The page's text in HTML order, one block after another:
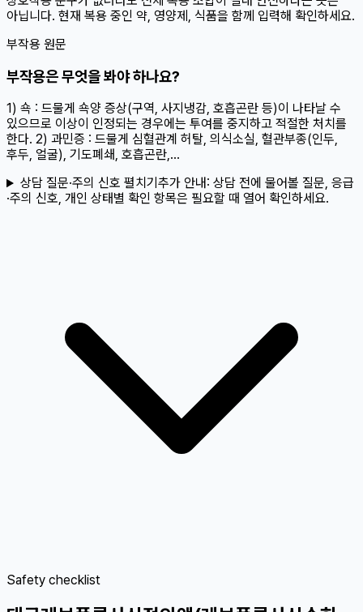
아닙니다. 현재 복용 중인 약, 영양제, 식품을 함께 입력해 확인하세요.
부작용 원문
부작용은 무엇을 봐야 하나요?
1) 쇽 : 드물게 쇽양 증상(구역, 사지냉감, 호흡곤란 등)이 나타날 수
있으므로 이상이 인정되는 경우에는 투여를 중지하고 적절한 처치를
한다. 2) 과민증 : 드물게 심혈관계 허탈, 의식소실, 혈관부종(인두,
후두, 얼굴), 기도폐쇄, 호흡곤란,...
상담 질문·주의 신호 펼치기 추가 안내: 상담 전에 물어볼 질문, 응급
·주의 신호, 개인 상태별 확인 항목은 필요할 때 열어 확인하세요.
Safety checklist